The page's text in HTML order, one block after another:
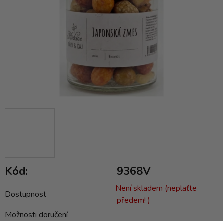
Kód: 9368V
Dostupnost
Není skladem (neplaťte
předem! )
Možnosti doručení